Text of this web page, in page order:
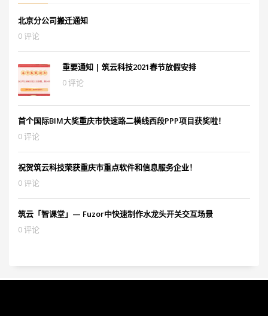
北京分公司搬迁通知
0 评论
重要通知 | 筑云科技2021春节放假安排
0 评论
首个国际BIM大奖重庆市快速路二横线西段PPP项目获奖啦！
0 评论
祝贺筑云科技荣获重庆市重点软件和信息服务企业！
0 评论
筑云「智课堂」— Fuzor中快速制作水龙头开关交互场景
0 评论